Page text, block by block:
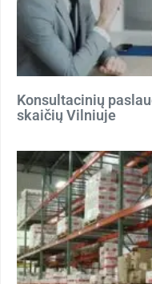
Konsultacinių
skaičių Vilniuje